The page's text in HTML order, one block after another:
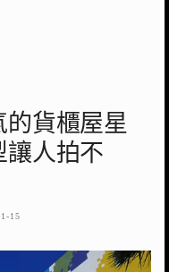
的貨櫃屋星
讓人拍不
15